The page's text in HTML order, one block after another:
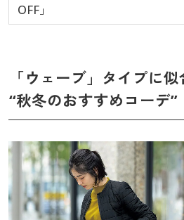
OFF」
「ウェーブ」タイプに似
“秋冬のおすすめコーデ”